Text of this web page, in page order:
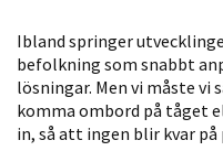
Ibland springer
befolkning som snabbt
lösningar. Men vi måste
komma ombord på tåget
in, så att ingen blir kvar på